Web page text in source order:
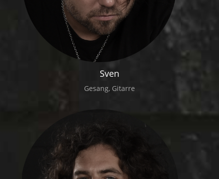
Sven
Gesang, Gitarre